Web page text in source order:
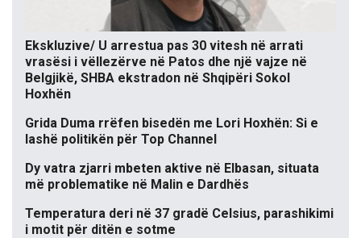
Ekskluzive/ U arrestua pas 30 vitesh në arrati
vrasësi i vëllezërve në Patos dhe një vajze në
Belgjikë, SHBA ekstradon në Shqipëri Sokol
Hoxhën
Grida Duma rrëfen bisedën me Lori Hoxhën: Si e
lashë politikën për Top Channel
Dy vatra zjarri mbeten aktive në Elbasan, situata
më problematike në Malin e Dardhës
Temperatura deri në 37 gradë Celsius, parashikimi
i motit për ditën e sotme